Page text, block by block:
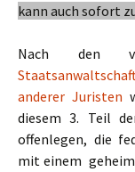
kann auch sofort
Nach den
anderer Juristen
diesem 3. Teil
offenlegen, die
mit einem